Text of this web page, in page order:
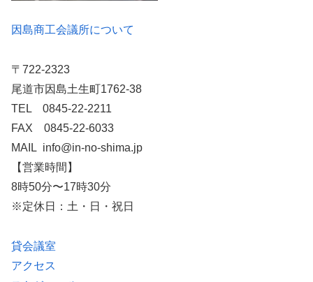
因島商工会議所について
〒722-2323
尾道市因島土生町1762-38
TEL 0845-22-2211
FAX 0845-22-6033
MAIL info@in-no-shima.jp
【営業時間】
8時50分〜17時30分
※定休日：土・日・祝日
貸会議室
アクセス